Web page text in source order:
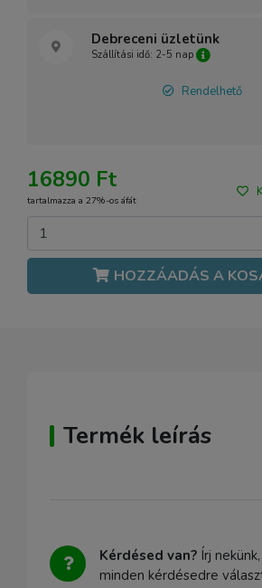
Debreceni üzletünk
Szállítási idő: 2-5 nap
Rendelhető
16890 Ft
tartalmazza a 27%-os áfát
HOZZÁADÁS A
Termék leírás
Kérdésed van? Írj
minden kérdésedre